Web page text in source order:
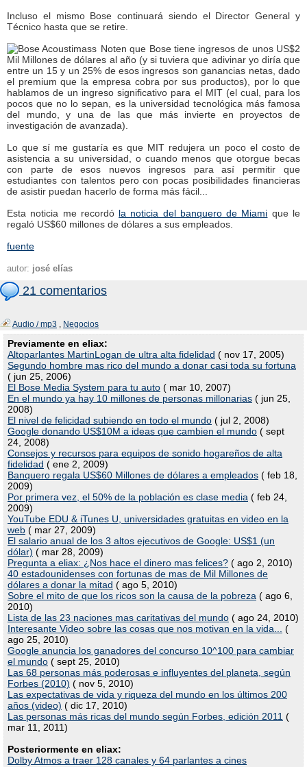
Incluso el mismo Bose continuará siendo el Director General y
Técnico hasta que se retire.
Noten que Bose tiene ingresos de unos US$2
Mil Millones de dólares al año (y si tuviera que adivinar yo diría que
entre un 15 y un 25% de esos ingresos son ganancias netas, dado
el premium que la empresa cobra por sus productos), por lo que
hablamos de un ingreso significativo para el MIT (el cual, para los
pocos que no lo sepan, es la universidad tecnológica más famosa
del mundo, y una de las que más invierte en proyectos de
investigación de avanzada).
Lo que sí me gustaría es que MIT redujera un poco el costo de
asistencia a su universidad, o cuando menos que otorgue becas
con parte de esos nuevos ingresos para así permitir que
estudiantes con talentos pero con pocas posibilidades financieras
de asistir puedan hacerlo de forma más fácil...
Esta noticia me recordó la noticia del banquero de Miami que le
regaló US$60 millones de dólares a sus empleados.
fuente
autor: josé elías
21 comentarios
Audio / mp3 , Negocios
Previamente en eliax:
Altoparlantes MartinLogan de ultra alta fidelidad ( nov 17, 2005)
Segundo hombre mas rico del mundo a donar casi toda su fortuna
( jun 25, 2006)
El Bose Media System para tu auto ( mar 10, 2007)
En el mundo ya hay 10 millones de personas millonarias ( jun 25,
2008)
El nivel de felicidad subiendo en todo el mundo ( jul 2, 2008)
Google donando US$10M a ideas que cambien el mundo ( sept
24, 2008)
Consejos y recursos para equipos de sonido hogareños de alta
fidelidad ( ene 2, 2009)
Banquero regala US$60 Millones de dólares a empleados ( feb 18,
2009)
Por primera vez, el 50% de la población es clase media ( feb 24,
2009)
YouTube EDU & iTunes U, universidades gratuitas en video en la
web ( mar 27, 2009)
El salario anual de los 3 altos ejecutivos de Google: US$1 (un
dólar) ( mar 28, 2009)
Pregunta a eliax: ¿Nos hace el dinero mas felices? ( ago 2, 2010)
40 estadounidenses con fortunas de mas de Mil Millones de
dólares a donar la mitad ( ago 5, 2010)
Sobre el mito de que los ricos son la causa de la pobreza ( ago 6,
2010)
Lista de las 23 naciones mas caritativas del mundo ( ago 24, 2010)
Interesante Video sobre las cosas que nos motivan en la vida...
(
ago 25, 2010)
Google anuncia los ganadores del concurso 10^100 para cambiar
el mundo ( sept 25, 2010)
Las 68 personas más poderosas e influyentes del planeta, según
Forbes (2010) ( nov 5, 2010)
Las expectativas de vida y riqueza del mundo en los últimos 200
años (video) ( dic 17, 2010)
Las personas más ricas del mundo según Forbes, edición 2011 (
mar 11, 2011)
Posteriormente en eliax:
Dolby Atmos a traer 128 canales y 64 parlantes a cines